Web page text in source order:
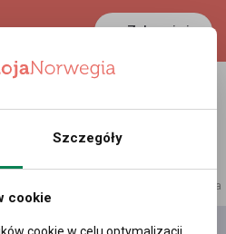
Zaloguj się
0.3898 PLN
reklama
Szczegóły
cookie